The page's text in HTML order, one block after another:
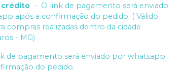
crédito - O link de pagamento será enviado
após a confirmação do pedido. ( Válido
compras realizadas dentro da cidade
- MG)
de pagamento será enviado por whatsapp
do pedido.